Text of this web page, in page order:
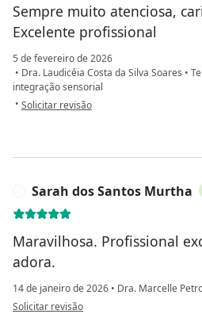
Sempre muito atenciosa,
Excelente profissional
5 de fevereiro de 2026
• Dra. Laudicéia Costa da Silva Soares •
integração sensorial
• na opinião do utilizador Vitória Oliveira
Solicitar revisão
Sarah dos Santos Murtha
Maravilhosa. Profissional
adora.
14 de janeiro de 2026 • Dra. Marcelle
na opinião do utilizador Sarah dos Santos
Solicitar revisão